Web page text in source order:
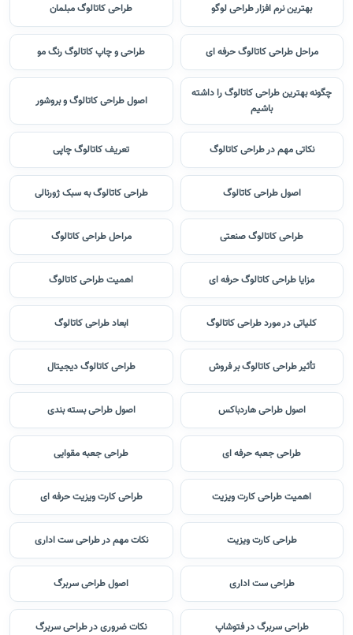
بهترین نرم افزار طراحی لوگو طراحی کاتالوگ مبلمان
مراحل طراحی کاتالوگ حرفه ای طراحی و چاپ کاتالوگ رنگ مو
چگونه بهترین طراحی کاتالوگ را داشته
باشیم
اصول طراحی کاتالوگ و بروشور
نکاتی مهم در طراحی کاتالوگ تعریف کاتالوگ چاپی
اصول طراحی کاتالوگ طراحی کاتالوگ به سبک ژورنالی
طراحی کاتالوگ صنعتی مراحل طراحی کاتالوگ
مزایا طراحی کاتالوگ حرفه ای اهمیت طراحی کاتالوگ
کلیاتی در مورد طراحی کاتالوگ ابعاد طراحی کاتالوگ
تأثیر طراحی کاتالوگ بر فروش طراحی کاتالوگ دیجیتال
اصول طراحی هاردباکس اصول طراحی بسته بندی
طراحی جعبه حرفه ای طراحی جعبه مقوایی
اهمیت طراحی کارت ویزیت طراحی کارت ویزیت حرفه ای
طراحی کارت ویزیت نکات مهم در طراحی ست اداری
طراحی ست اداری اصول طراحی سربرگ
طراحی سربرگ در فتوشاپ نکات ضروری در طراحی سربرگ